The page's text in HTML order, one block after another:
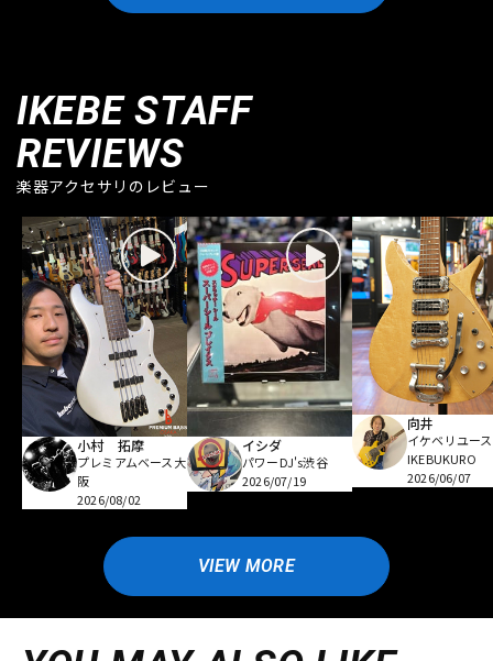
IKEBE STAFF
REVIEWS
楽器アクセサリのレビュー
小村 拓摩
プレミアムベース大
阪
2026/08/02
イシダ
パワーDJ's渋谷
2026/07/19
向井
イケベリユース
IKEBUKURO
2026/06/07
VIEW MORE